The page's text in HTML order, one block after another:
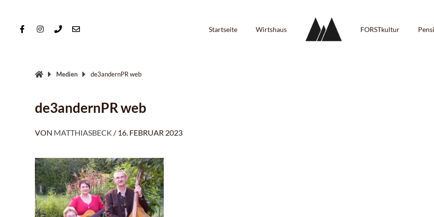
Startseite Wirtshaus FORSTkultur
Medien de3andernPR web
de3andernPR web
VON MATTHIASBECK / 16. FEBRUAR 2023